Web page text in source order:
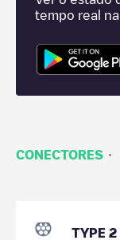
tempo real na
CONECTORES ·
TYPE 2